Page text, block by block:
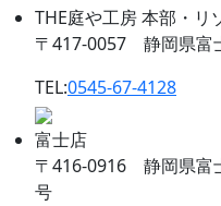
THE庭や工房 本部・リ
〒417-0057 静岡県富
TEL:0545-67-4128
富士店
〒416-0916 静岡県富
号